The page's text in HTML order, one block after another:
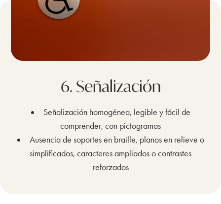
6. Señalización
Señalización homogénea, legible y fácil de
comprender, con pictogramas
Ausencia de soportes en braille, planos en relieve o
simplificados, caracteres ampliados o contrastes
reforzados